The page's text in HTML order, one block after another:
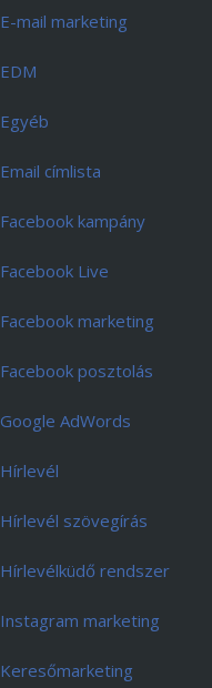
E-mail marketing
EDM
Egyéb
Email címlista
Facebook kampány
Facebook Live
Facebook marketing
Facebook posztolás
Google AdWords
Hírlevél
Hírlevél szövegírás
Hírlevélküdő rendszer
Instagram marketing
Keresőmarketing